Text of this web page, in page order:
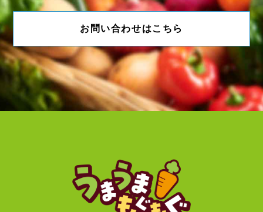
お問い合わせはこちら